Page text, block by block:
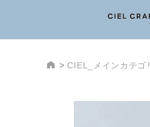
CIEL_メインカテゴ